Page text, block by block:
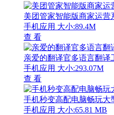
美团管家智能版商家运营
手机应用 大小:89.4M
查 看
亲爱的翻译官多语言翻译
手机应用 大小:293.07M
查 看
手机秒变高配电脑畅玩大
手机应用 大小:65.81 MB